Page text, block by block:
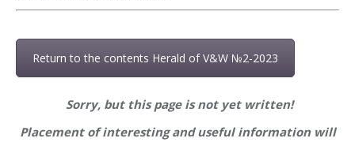
Return to the contents Herald of V&W №2-2023
Sorry, but this page is not yet written!
Placement of interesting and useful information will